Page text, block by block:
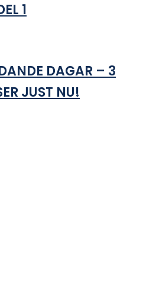
1
DAGAR – 3
JUST NU!